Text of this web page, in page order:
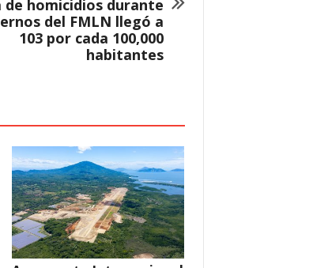
de homicidios durante
del FMLN llegó a
103 por cada 100,000
habitantes